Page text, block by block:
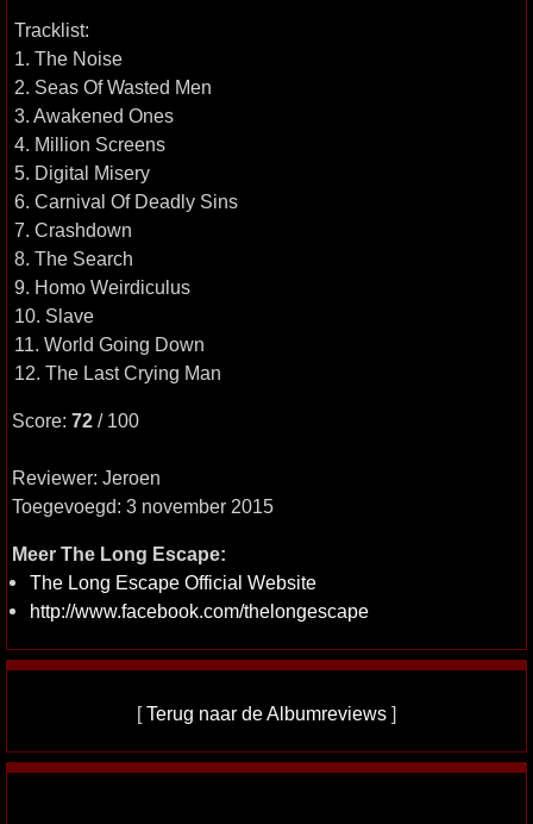
Tracklist:
1. The Noise
2. Seas Of Wasted Men
3. Awakened Ones
4. Million Screens
5. Digital Misery
6. Carnival Of Deadly Sins
7. Crashdown
8. The Search
9. Homo Weirdiculus
10. Slave
11. World Going Down
12. The Last Crying Man
Score: 72 / 100
Reviewer: Jeroen
Toegevoegd: 3 november 2015
Meer The Long Escape:
The Long Escape Official Website
http://www.facebook.com/thelongescape
[Terug naar de Albumreviews ]